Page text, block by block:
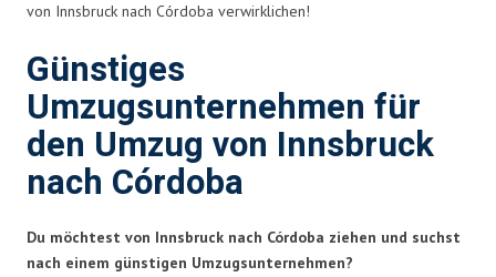
von Innsbruck nach Córdoba verwirklichen!
Günstiges
Umzugsunternehmen für
den Umzug von Innsbruck
nach Córdoba
Du möchtest von Innsbruck nach Córdoba ziehen und suchst
nach einem günstigen Umzugsunternehmen?